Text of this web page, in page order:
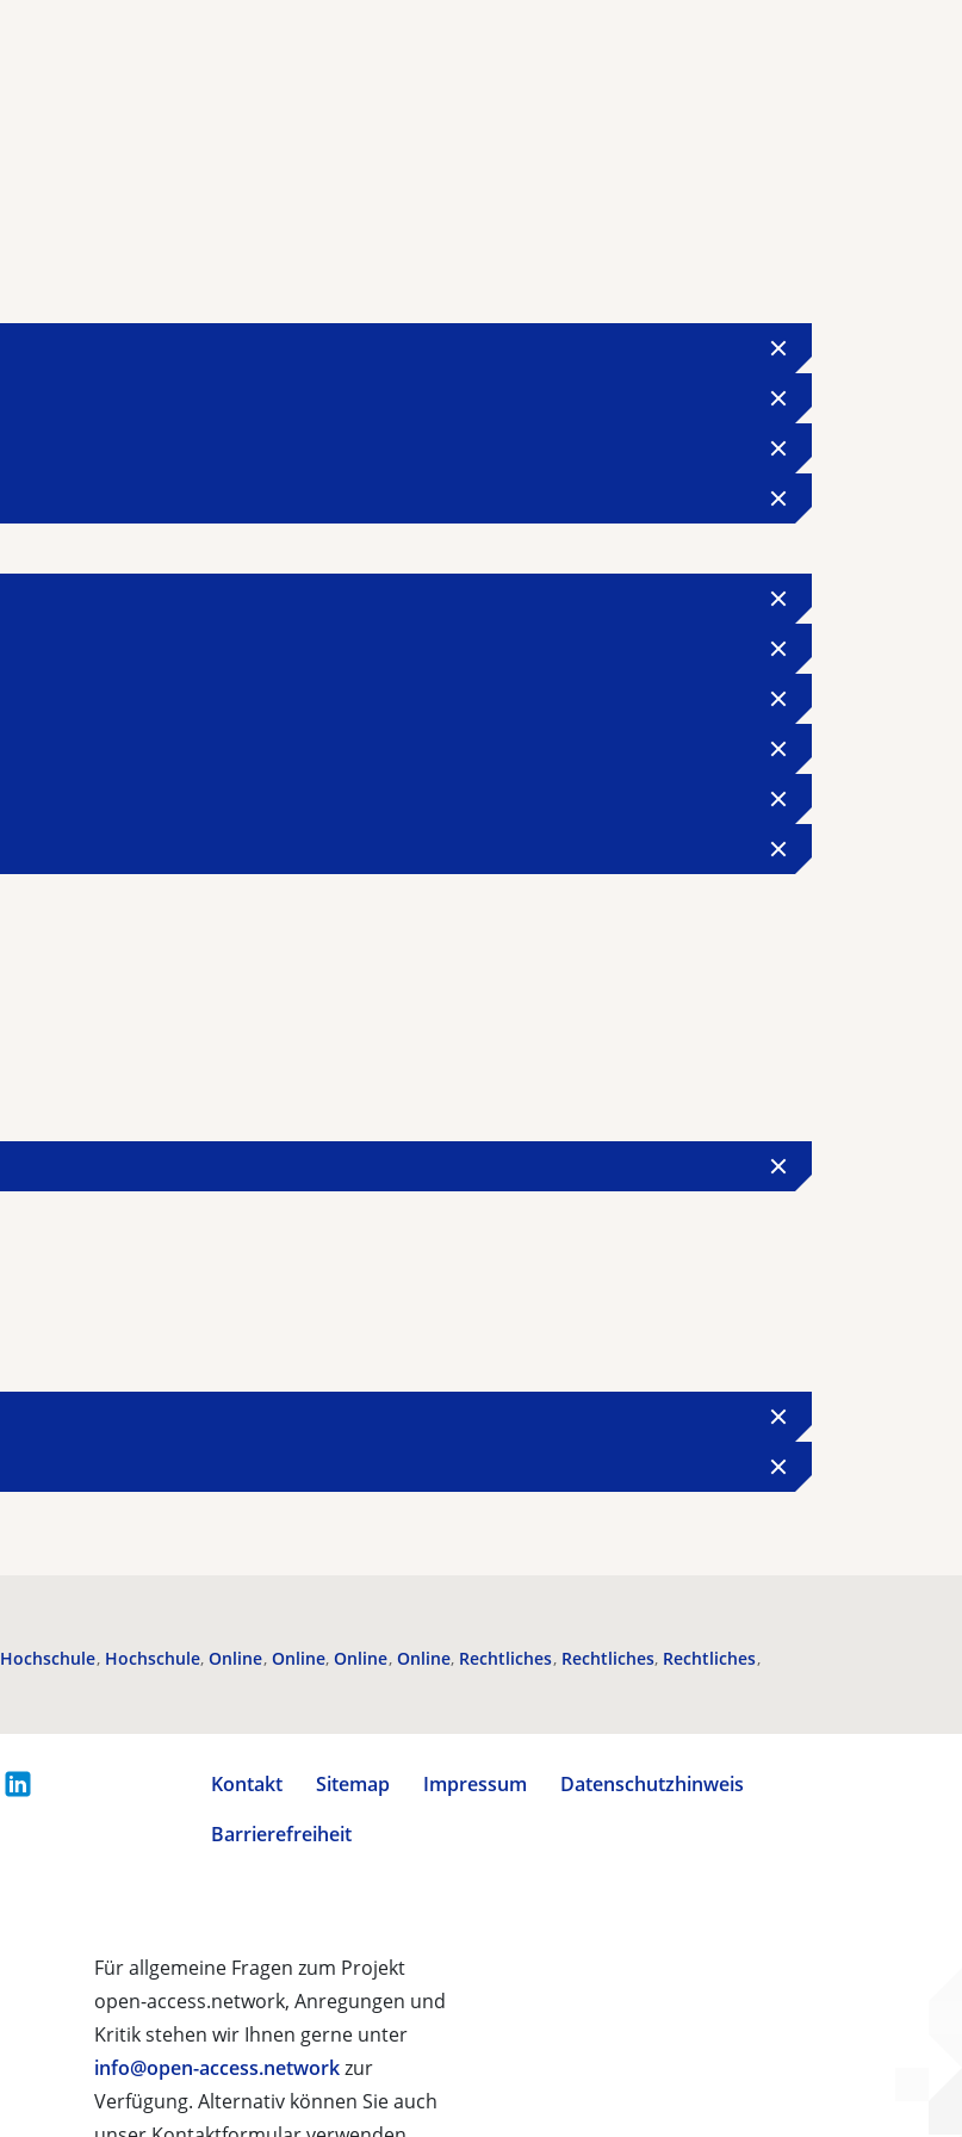
Hochschule Hochschule Online Online Online Online Rechtliches Rechtliches Rechtliches
Kontakt Sitemap Impressum
Datenschutzhinweis
Barrierefreiheit
Für allgemeine Fragen zum Projekt
open-access.network, Anregungen und
Kritik stehen wir Ihnen gerne unter
info@open-access.networkzur
Verfügung. Alternativ können Sie auch